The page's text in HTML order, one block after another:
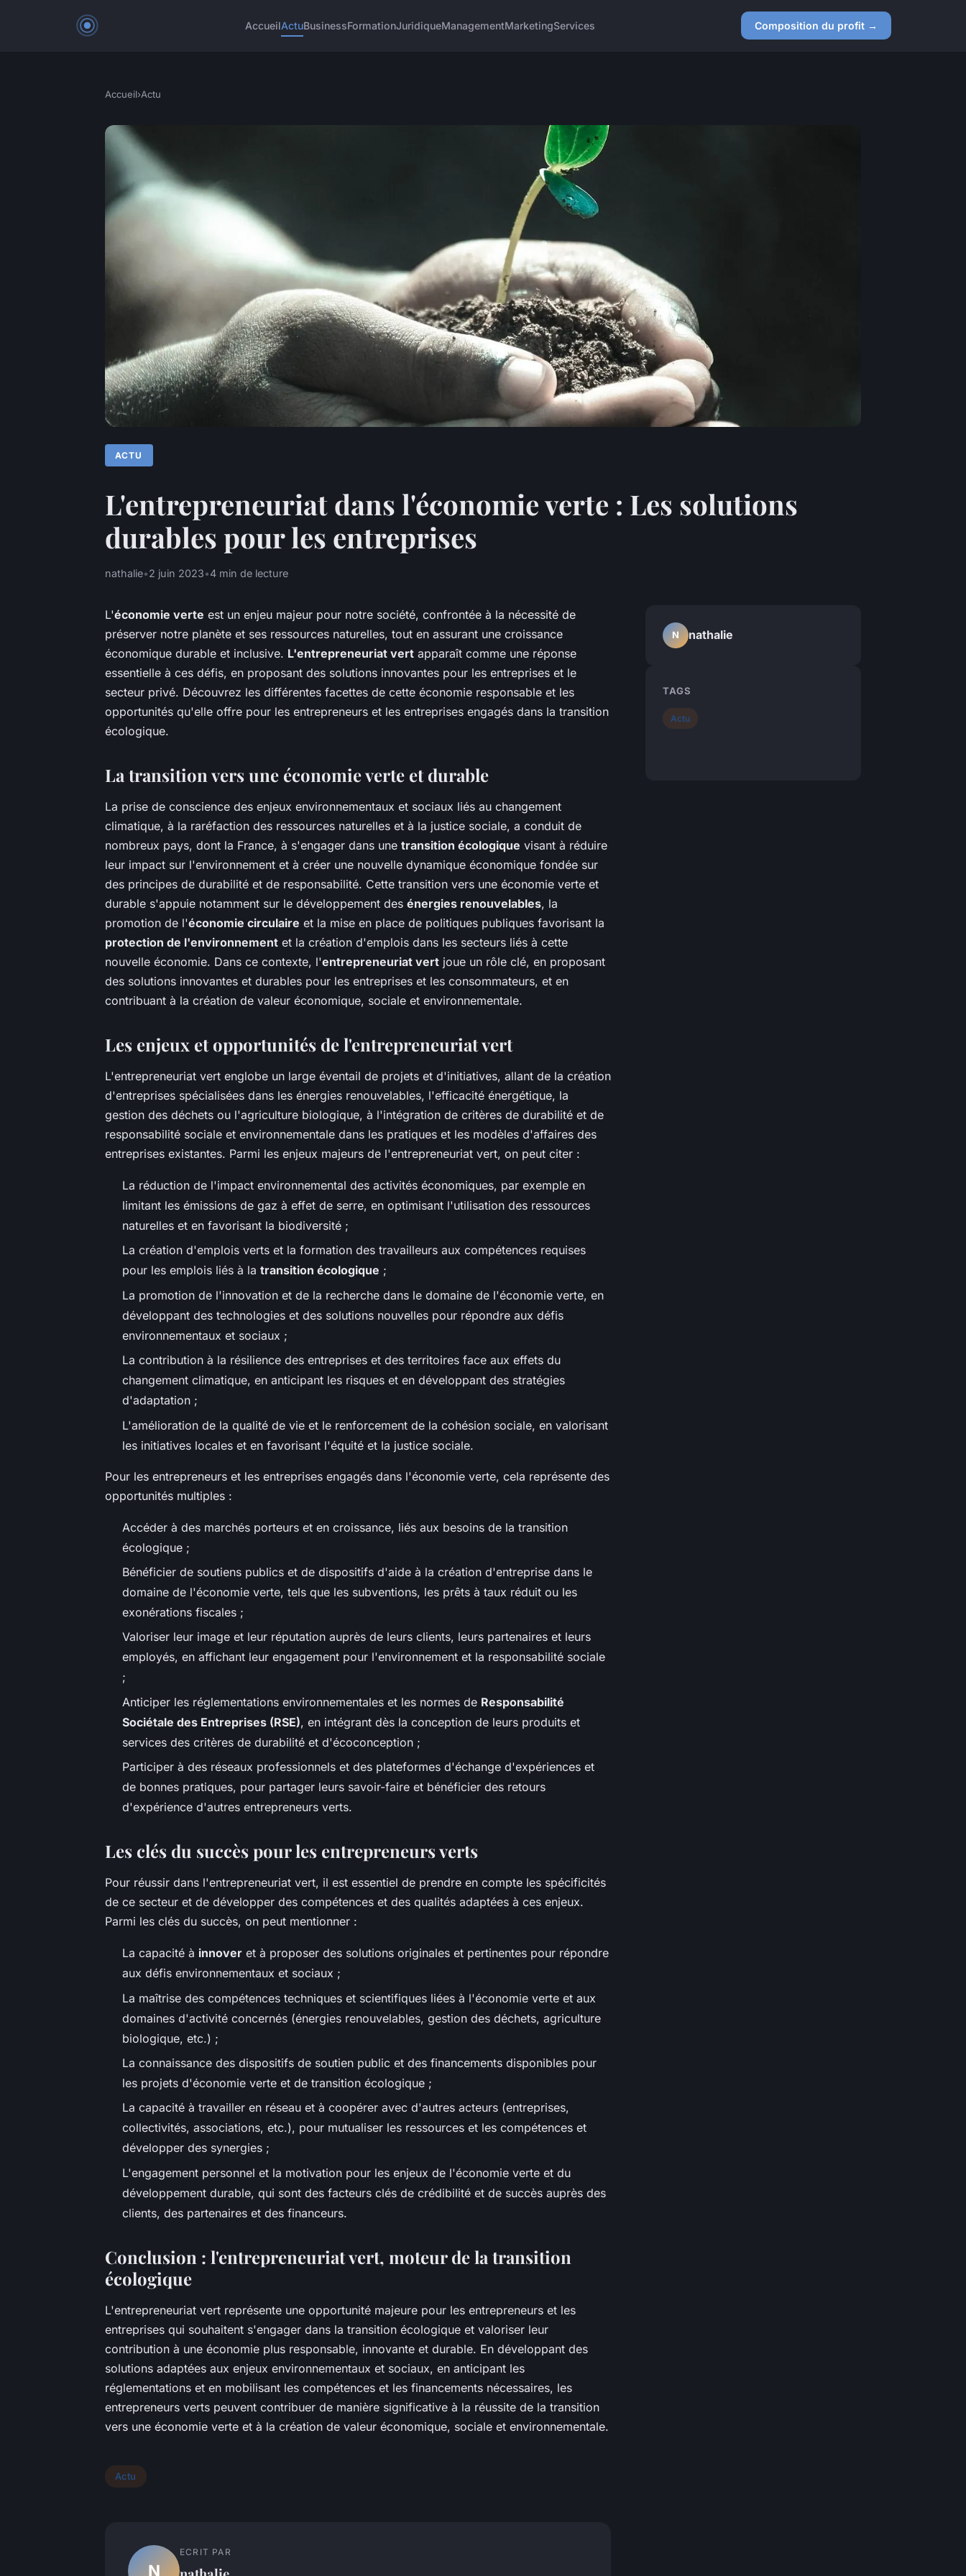
AccueilActuBusinessFormationJuridiqueManagementMarketingServices Composition du profit →
Accueil›Actu
ACTU
L'entrepreneuriat dans l'économie verte : Les solutions
durables pour les entreprises
nathalie•2 juin 2023•4 min de lecture
L'économie verte est un enjeu majeur pour notre société, confrontée à la nécessité de
préserver notre planète et ses ressources naturelles, tout en assurant une croissance
économique durable et inclusive. L'entrepreneuriat vert apparaît comme une réponse
essentielle à ces défis, en proposant des solutions innovantes pour les entreprises et le
secteur privé. Découvrez les différentes facettes de cette économie responsable et les
opportunités qu'elle offre pour les entrepreneurs et les entreprises engagés dans la transition
écologique.
La transition vers une économie verte et durable
La prise de conscience des enjeux environnementaux et sociaux liés au changement
climatique, à la raréfaction des ressources naturelles et à la justice sociale, a conduit de
nombreux pays, dont la France, à s'engager dans une transition écologique visant à réduire
leur impact sur l'environnement et à créer une nouvelle dynamique économique fondée sur
des principes de durabilité et de responsabilité. Cette transition vers une économie verte et
durable s'appuie notamment sur le développement des énergies renouvelables, la
promotion de l'économie circulaire et la mise en place de politiques publiques favorisant la
protection de l'environnement et la création d'emplois dans les secteurs liés à cette
nouvelle économie. Dans ce contexte, l'entrepreneuriat vert joue un rôle clé, en proposant
des solutions innovantes et durables pour les entreprises et les consommateurs, et en
contribuant à la création de valeur économique, sociale et environnementale.
Les enjeux et opportunités de l'entrepreneuriat vert
L'entrepreneuriat vert englobe un large éventail de projets et d'initiatives, allant de la création
d'entreprises spécialisées dans les énergies renouvelables, l'efficacité énergétique, la
gestion des déchets ou l'agriculture biologique, à l'intégration de critères de durabilité et de
responsabilité sociale et environnementale dans les pratiques et les modèles d'affaires des
entreprises existantes. Parmi les enjeux majeurs de l'entrepreneuriat vert, on peut citer :
La réduction de l'impact environnemental des activités économiques, par exemple en
limitant les émissions de gaz à effet de serre, en optimisant l'utilisation des ressources
naturelles et en favorisant la biodiversité ;
La création d'emplois verts et la formation des travailleurs aux compétences requises
pour les emplois liés à la transition écologique ;
La promotion de l'innovation et de la recherche dans le domaine de l'économie verte, en
développant des technologies et des solutions nouvelles pour répondre aux défis
environnementaux et sociaux ;
La contribution à la résilience des entreprises et des territoires face aux effets du
changement climatique, en anticipant les risques et en développant des stratégies
d'adaptation ;
L'amélioration de la qualité de vie et le renforcement de la cohésion sociale, en valorisant
les initiatives locales et en favorisant l'équité et la justice sociale.
Pour les entrepreneurs et les entreprises engagés dans l'économie verte, cela représente des
opportunités multiples :
Accéder à des marchés porteurs et en croissance, liés aux besoins de la transition
écologique ;
Bénéficier de soutiens publics et de dispositifs d'aide à la création d'entreprise dans le
domaine de l'économie verte, tels que les subventions, les prêts à taux réduit ou les
exonérations fiscales ;
Valoriser leur image et leur réputation auprès de leurs clients, leurs partenaires et leurs
employés, en affichant leur engagement pour l'environnement et la responsabilité sociale
;
Anticiper les réglementations environnementales et les normes de Responsabilité
Sociétale des Entreprises (RSE), en intégrant dès la conception de leurs produits et
services des critères de durabilité et d'écoconception ;
Participer à des réseaux professionnels et des plateformes d'échange d'expériences et
de bonnes pratiques, pour partager leurs savoir-faire et bénéficier des retours
d'expérience d'autres entrepreneurs verts.
Les clés du succès pour les entrepreneurs verts
Pour réussir dans l'entrepreneuriat vert, il est essentiel de prendre en compte les spécificités
de ce secteur et de développer des compétences et des qualités adaptées à ces enjeux.
Parmi les clés du succès, on peut mentionner :
La capacité à innover et à proposer des solutions originales et pertinentes pour répondre
aux défis environnementaux et sociaux ;
La maîtrise des compétences techniques et scientifiques liées à l'économie verte et aux
domaines d'activité concernés (énergies renouvelables, gestion des déchets, agriculture
biologique, etc.) ;
La connaissance des dispositifs de soutien public et des financements disponibles pour
les projets d'économie verte et de transition écologique ;
La capacité à travailler en réseau et à coopérer avec d'autres acteurs (entreprises,
collectivités, associations, etc.), pour mutualiser les ressources et les compétences et
développer des synergies ;
L'engagement personnel et la motivation pour les enjeux de l'économie verte et du
développement durable, qui sont des facteurs clés de crédibilité et de succès auprès des
clients, des partenaires et des financeurs.
Conclusion : l'entrepreneuriat vert, moteur de la transition
écologique
L'entrepreneuriat vert représente une opportunité majeure pour les entrepreneurs et les
entreprises qui souhaitent s'engager dans la transition écologique et valoriser leur
contribution à une économie plus responsable, innovante et durable. En développant des
solutions adaptées aux enjeux environnementaux et sociaux, en anticipant les
réglementations et en mobilisant les compétences et les financements nécessaires, les
entrepreneurs verts peuvent contribuer de manière significative à la réussite de la transition
vers une économie verte et à la création de valeur économique, sociale et environnementale.
Actu
N
ECRIT PAR
N nathalie
TAGS
Actu